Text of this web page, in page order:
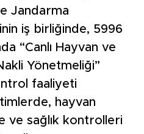
Jandarma
iş birliğinde, 5996
“Canlı Hayvan ve
Yönetmeliği”
faaliyeti
hayvan
ve sağlık kontrolleri